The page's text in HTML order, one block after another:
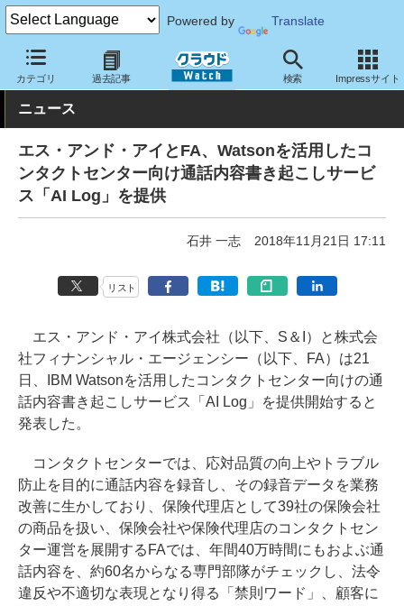
Powered by Translate
カテゴリ 過去記事 検索 Impressサイト
クラウド Watch サービス・ソフト サービス コミュニケーショ
ニュース
エス・アンド・アイとFA、Watsonを活用したコ
ンタクトセンター向け通話内容書き起こしサービ
ス「AI Log」を提供
石井 一志 2018年11月21日 17:11
リスト
エス・アンド・アイ株式会社（以下、S＆I）と株式会
社フィナンシャル・エージェンシー（以下、FA）は21
日、IBM Watsonを活用したコンタクトセンター向けの通
話内容書き起こしサービス「AI Log」を提供開始すると
発表した。
コンタクトセンターでは、応対品質の向上やトラブル
防止を目的に通話内容を録音し、その録音データを業務
改善に生かしており、保険代理店として39社の保険会社
の商品を扱い、保険会社や保険代理店のコンタクトセン
ター運営を展開するFAでは、年間40万時間にもおよぶ通
話内容を、約60名からなる専門部隊がチェックし、法令
違反や不適切な表現となり得る「禁則ワード」、顧客に